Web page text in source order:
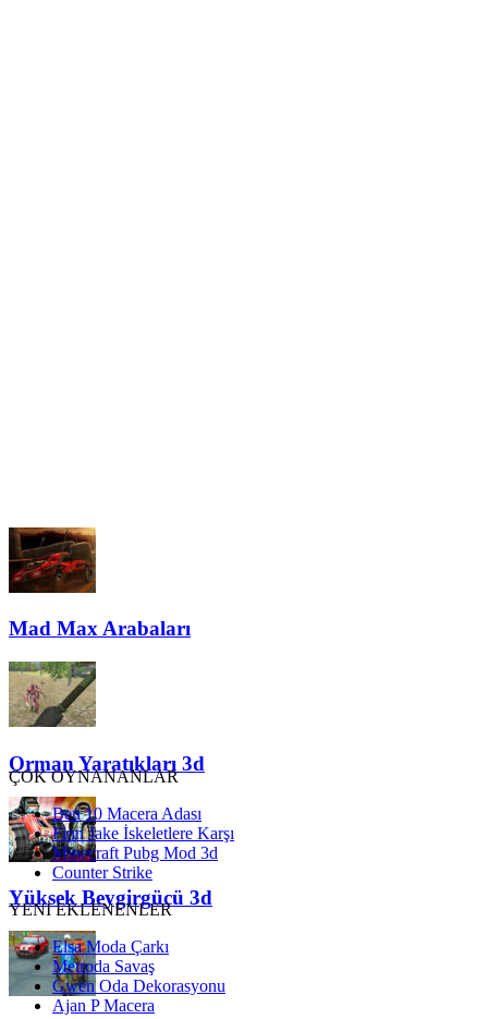
Mad Max Arabaları
Orman Yaratıkları 3d
Yüksek Beygirgücü 3d
ÇOK OYNANANLAR
Ben 10 Macera Adası
Finn Jake İskeletlere Karşı
Minecraft Pubg Mod 3d
Counter Strike
YENİ EKLENENLER
Elsa Moda Çarkı
Metroda Savaş
Gwen Oda Dekorasyonu
Ajan P Macera